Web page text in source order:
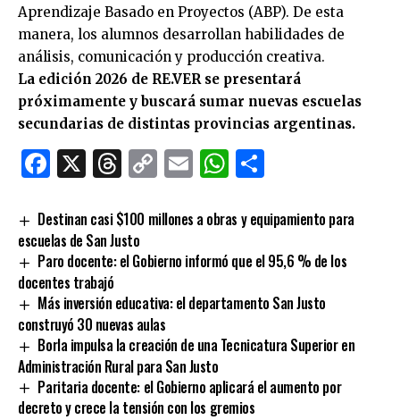
Aprendizaje Basado en Proyectos (ABP). De esta
manera, los alumnos desarrollan habilidades de
análisis, comunicación y producción creativa.
La edición 2026 de RE.VER se presentará
próximamente y buscará sumar nuevas escuelas
secundarias de distintas provincias argentinas.
Facebook
X Threads
CopyEmailWhatsApp
Destinan casi $100 millones a obras y equipamiento para
escuelas de San Justo
Paro docente: el Gobierno informó que el 95,6 % de los
docentes trabajó
Más inversión educativa: el departamento San Justo
construyó 30 nuevas aulas
Borla impulsa la creación de una Tecnicatura Superior en
Administración Rural para San Justo
Paritaria docente: el Gobierno aplicará el aumento por
decreto y crece la tensión con los gremios